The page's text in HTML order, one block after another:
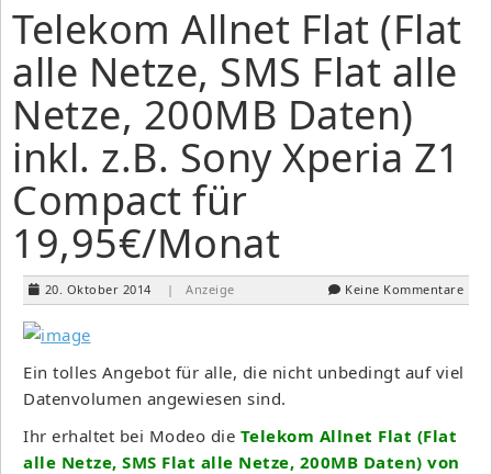
Telekom Allnet Flat (Flat
alle Netze, SMS Flat alle
Netze, 200MB Daten)
inkl. z.B. Sony Xperia Z1
Compact für
19,95€/Monat
20. Oktober 2014 | Anzeige Keine Kommentare
Ein tolles Angebot für alle, die nicht unbedingt auf viel
Datenvolumen angewiesen sind.
Ihr erhaltet bei Modeo die Telekom Allnet Flat (Flat
alle Netze, SMS Flat alle Netze, 200MB Daten) von